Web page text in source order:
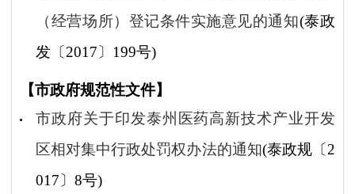
（经营场所）登记条件实施意见的通知(泰政
发〔2017〕199号)
【市政府规范性文件】
市政府关于印发泰州医药高新技术产业开发
区相对集中行政处罚权办法的通知(泰政规〔2
017〕8号)